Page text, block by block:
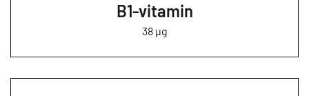
B1-vitamin
38 µg